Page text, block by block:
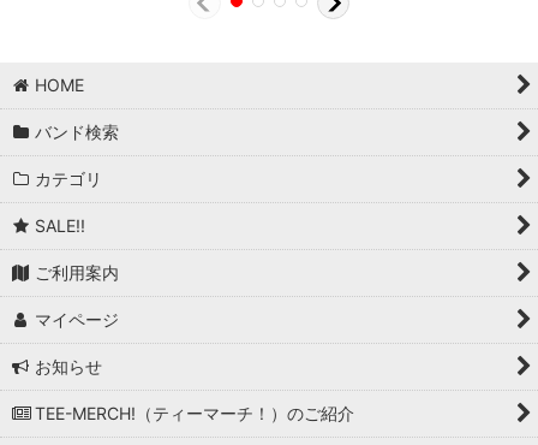
HOME
バンド検索
カテゴリ
SALE!!
ご利用案内
マイページ
お知らせ
TEE-MERCH!（ティーマーチ！）のご紹介